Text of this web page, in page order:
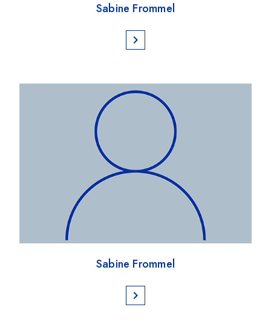
Sabine Frommel
chevron_right
Sabine Frommel
chevron_right